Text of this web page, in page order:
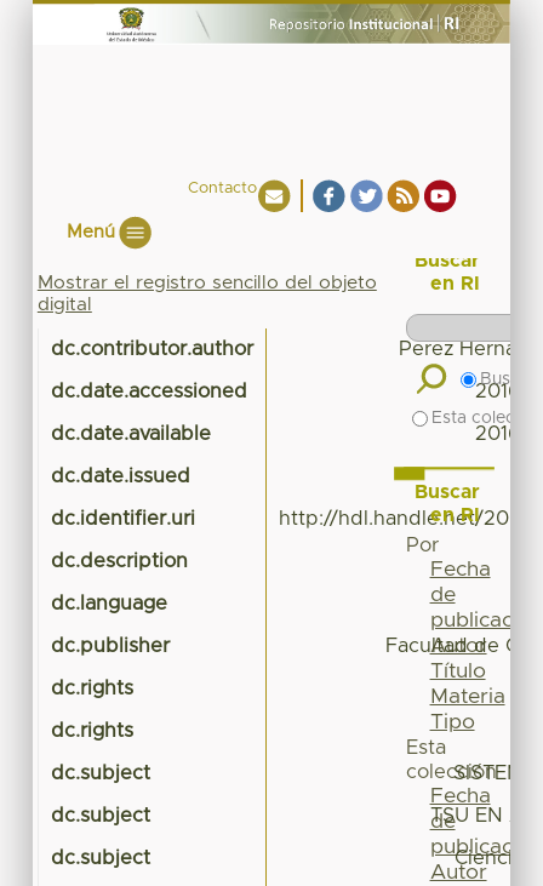
Contacto
Menú
Mostrar el registro sencillo del objeto
digital
dc.contributor.author Perez
dc.date.accessioned 2016-
dc.date.available 2016-
dc.date.issued
dc.identifier.uri http://hdl.handle.net/
dc.description
dc.language
dc.publisher Facultad de
dc.rights
dc.rights
dc.subject
dc.subject TSU EN
dc.subject Ciencias
Buscar
en RI
Buscar
Esta
Buscar
en RI
Por
Fecha
de
publicación
Autor
Título
Materia
Tipo
Esta
colección
Fecha
de
publicación
Autor